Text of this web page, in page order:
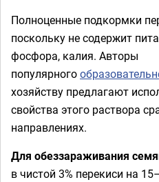
Полноценные подкормки
поскольку не содержит
фосфора, калия. Авторы
популярного
хозяйству предлагают
свойства этого раствора
направлениях.
Для обеззараживания
в чистой 3% перекиси на